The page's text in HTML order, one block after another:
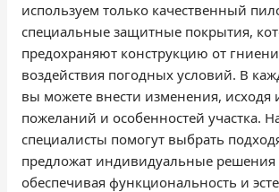
используем только качественный
специальные защитные покрытия,
предохраняют конструкцию от
воздействия погодных условий. В
вы можете внести изменения, исходя
пожеланий и особенностей участка.
специалисты помогут выбрать
предложат индивидуальные решения
обеспечивая функциональность и